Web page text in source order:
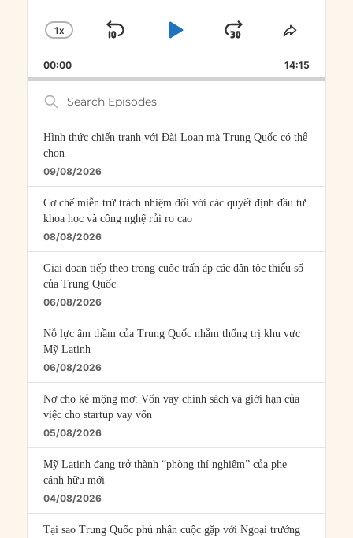
CHANGE
RATE
1X
SKIP
PLAYJUMP
FORWARD
SHARE
00:00 14:15
Search
Episodes
Hình thức chiến tranh với Đài Loan mà Trung Quốc có thể
chọn
09/08/2026
Cơ chế miễn trừ trách nhiệm đối với các quyết định đầu tư
khoa học và công nghệ rủi ro cao
08/08/2026
Giai đoạn tiếp theo trong cuộc trấn áp các dân tộc thiểu số
của Trung Quốc
06/08/2026
Nỗ lực âm thầm của Trung Quốc nhằm thống trị khu vực
Mỹ Latinh
06/08/2026
Nợ cho kẻ mộng mơ: Vốn vay chính sách và giới hạn của
việc cho startup vay vốn
05/08/2026
Mỹ Latinh đang trở thành “phòng thí nghiệm” của phe
cánh hữu mới
04/08/2026
Tại sao Trung Quốc phủ nhận cuộc gặp với Ngoại trưởng